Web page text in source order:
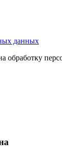
данных
обработку